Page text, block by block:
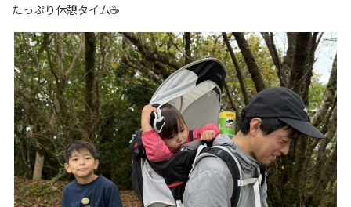
たっぷり休憩タイム☕